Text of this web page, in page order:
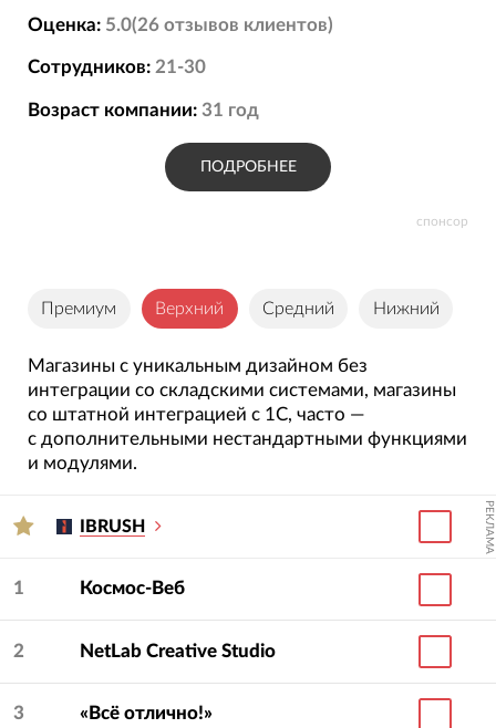
спонсор
Оценка: 5.0(26 отзывов клиентов)
Сотрудников: 21-30
Возраст компании: 31 год
ПОДРОБНЕЕ
Премиум Верхний Средний Нижний
Магазины с уникальным дизайном без
интеграции со складскими системами, магазины
со штатной интеграцией с 1С, часто —
с дополнительными нестандартными функциями
и модулями.
IBRUSH РЕКЛАМА
1 Космос-Веб
2 NetLab Creative Studio
3 «Всё отлично!»